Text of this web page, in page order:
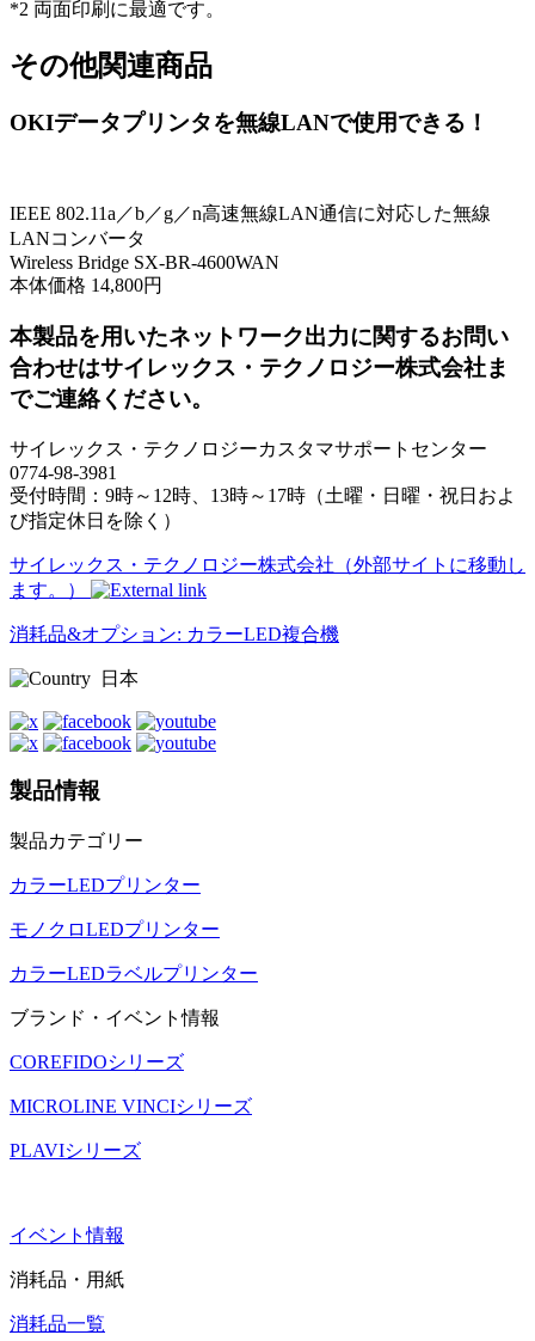
*2 両面印刷に最適です。
その他関連商品
OKIデータプリンタを無線LANで使用できる！
IEEE 802.11a／b／g／n高速無線LAN通信に対応した無線
LANコンバータ
Wireless Bridge SX-BR-4600WAN
本体価格 14,800円
本製品を用いたネットワーク出力に関するお問い
合わせはサイレックス・テクノロジー株式会社ま
でご連絡ください。
サイレックス・テクノロジーカスタマサポートセンター
0774-98-3981
受付時間：9時～12時、13時～17時（土曜・日曜・祝日およ
び指定休日を除く）
サイレックス・テクノロジー株式会社（外部サイトに移動し
ます。）
消耗品&オプション: カラーLED複合機
日本
製品情報
製品カテゴリー
カラーLEDプリンター
モノクロLEDプリンター
カラーLEDラベルプリンター
ブランド・イベント情報
COREFIDOシリーズ
MICROLINE VINCIシリーズ
PLAVIシリーズ
イベント情報
消耗品・用紙
消耗品一覧